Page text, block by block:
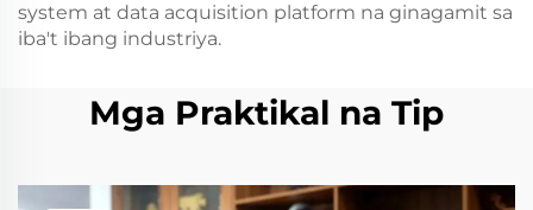
system at data acquisition platform na ginagamit sa
iba't ibang industriya.
Mga Praktikal na Tip